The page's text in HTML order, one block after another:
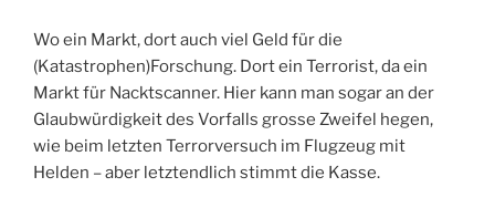
Wo ein Markt, dort auch viel Geld für die
(Katastrophen)Forschung. Dort ein Terrorist, da ein
Markt für Nacktscanner. Hier kann man sogar an der
Glaubwürdigkeit des Vorfalls grosse Zweifel hegen,
wie beim letzten Terrorversuch im Flugzeug mit
Helden – aber letztendlich stimmt die Kasse.